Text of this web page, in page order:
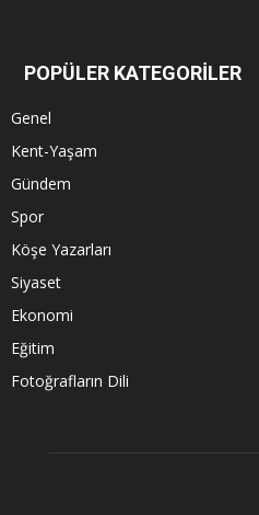
POPÜLER KATEGORİLER
Genel
Kent-Yaşam
Gündem
Spor
Köşe Yazarları
Siyaset
Ekonomi
Eğitim
Fotoğrafların Dili